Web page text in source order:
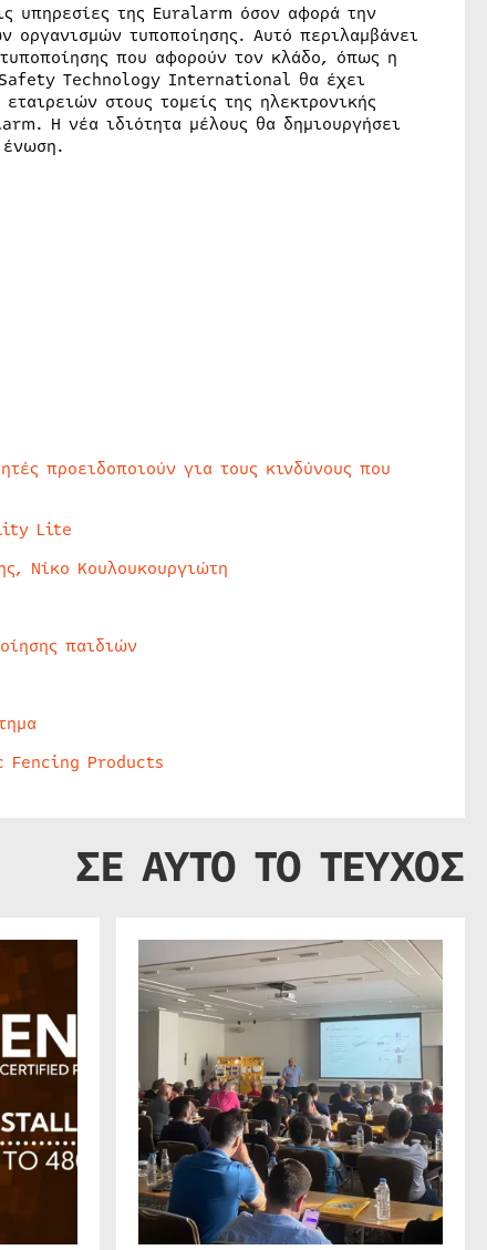
της Euralarm όσον αφορά την
τυποποίησης. Αυτό περιλαμβάνει
που αφορούν τον κλάδο, όπως η
Safety Technology International θα έχει
στους τομείς της ηλεκτρονικής
Η νέα ιδιότητα μέλους θα δημιουργήσει
ένωση.
προειδοποιούν για τους κινδύνους που
Lite
Νίκο Κουλουκουργιώτη
παιδιών
Fencing Products
ΣΕ ΑΥΤΟ ΤΟ ΤΕΥΧΟΣ